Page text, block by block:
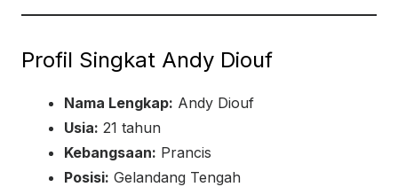
Profil Singkat Andy Diouf
Nama Lengkap: Andy Diouf
Usia: 21 tahun
Kebangsaan: Prancis
Posisi: Gelandang Tengah